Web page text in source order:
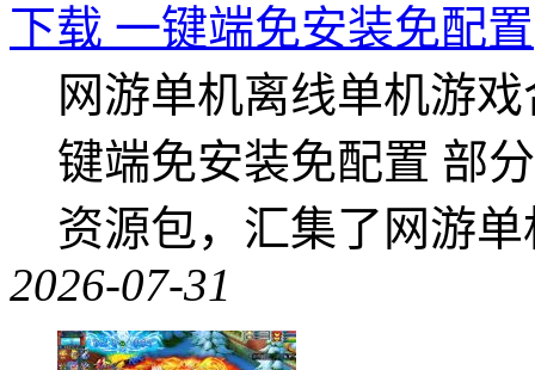
下载 一键端免安装免配置
网游单机离线单机游
键端免安装免配置 部
资源包，汇集了网游
2026-07-31